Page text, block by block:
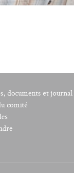
documents et journal
comité